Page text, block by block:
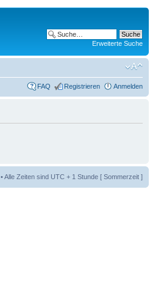
Erweiterte Suche
FAQ Registrieren Anmelden
• Alle Zeiten sind UTC + 1 Stunde [ Sommerzeit ]